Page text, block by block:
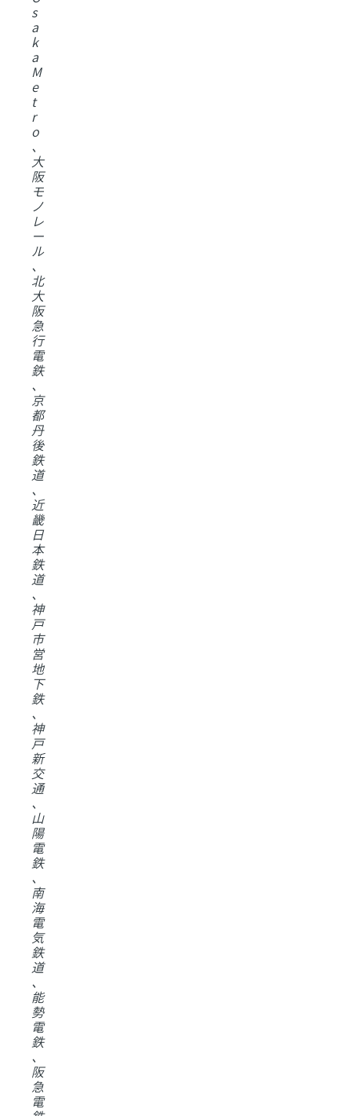
s
a
k
a
M
e
t
r
o
、
大
阪
モ
ノ
レ
ー
ル
、
北
大
阪
急
行
電
鉄
、
京
都
丹
後
鉄
道
、
近
畿
日
本
鉄
道
、
神
戸
市
営
地
下
鉄
、
神
戸
新
交
通
、
山
陽
電
鉄
、
南
海
電
気
鉄
道
、
能
勢
電
鉄
、
阪
急
電